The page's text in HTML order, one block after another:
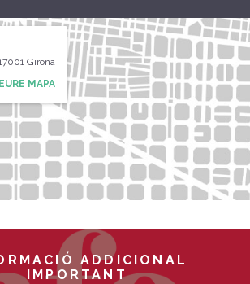
Girona
MAPA
ADDICIONAL
IMPORTANT